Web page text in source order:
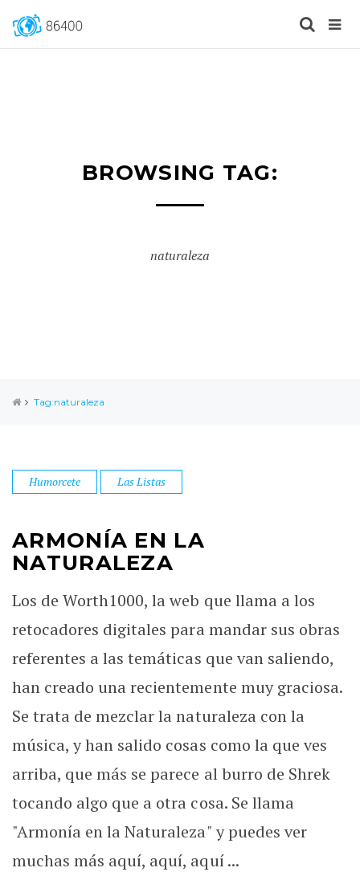
BROWSING TAG:
naturaleza
Tag:naturaleza
Humorcete Las Listas
ARMONÍA EN LA
NATURALEZA
Los de Worth1000, la web que llama a los
retocadores digitales para mandar sus obras
referentes a las temáticas que van saliendo,
han creado una recientemente muy graciosa.
Se trata de mezclar la naturaleza con la
música, y han salido cosas como la que ves
arriba, que más se parece al burro de Shrek
tocando algo que a otra cosa. Se llama
"Armonía en la Naturaleza" y puedes ver
muchas más aquí, aquí, aquí ...